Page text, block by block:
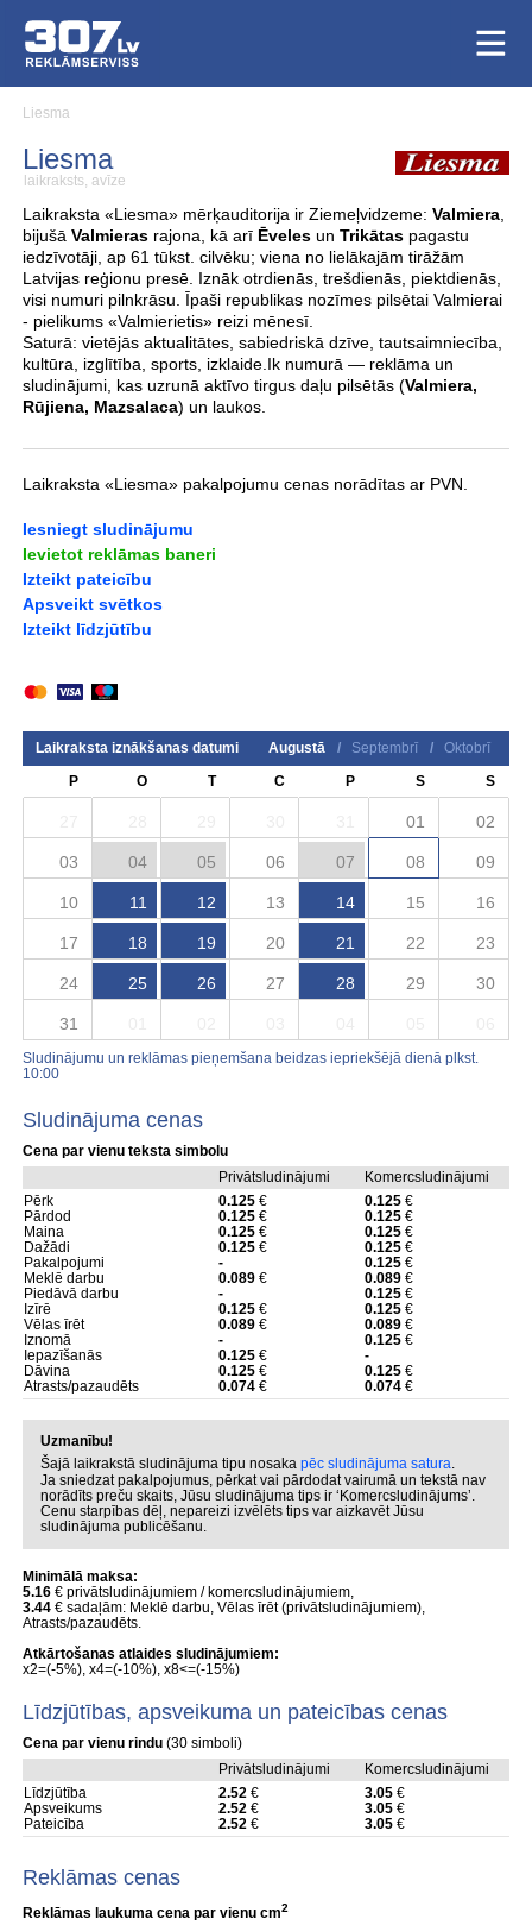
Liesma
Liesma
laikraksts, avīze
Laikraksta «Liesma» mērķauditorija ir Ziemeļvidzeme: Valmiera,
bijušā Valmierasrajona, kā arī Ēvelesun Trikātas pagastu
iedzīvotāji, ap 61 tūkst. cilvēku; viena no lielākajām tirāžām
Latvijas reģionu presē. Iznāk otrdienās, trešdienās, piektdienās,
visi numuri pilnkrāsu. Īpaši republikas nozīmes pilsētai Valmierai
- pielikums «Valmierietis» reizi mēnesī.
Saturā: vietējās aktualitātes, sabiedriskā dzīve, tautsaimniecība,
kultūra, izglītība, sports, izklaide.Ik numurā — reklāma un
sludinājumi, kas uzrunā aktīvo tirgus daļu pilsētās (Valmiera,
Rūjiena, Mazsalaca) un laukos.
Laikraksta «Liesma» pakalpojumu cenas norādītas ar PVN.
Iesniegt sludinājumu
Ievietot reklāmas baneri
Izteikt pateicību
Apsveikt svētkos
Izteikt līdzjūtību
Laikraksta iznākšanas datumi Augustā / Septembrī /
Oktobrī
P
O T C P S S
01 02
03 04 05 06 07 08 09
10 11 12 13 14 15 16
17 18 19 20 21 22 23
24 25 26 27 28 29 30
31
Sludinājumu un reklāmas pieņemšana beidzas iepriekšējā dienā plkst.
10:00
Sludinājuma cenas
Cena par vienu teksta simbolu
Privātsludinājumi
Komercsludinājumi
Pērk
0.125€ 0.125€
Pārdod
0.125€ 0.125€
Maina
0.125€ 0.125€
Dažādi
0.125€ 0.125€
Pakalpojumi
- 0.125€
Meklē darbu
0.089€ 0.089€
Piedāvā darbu
- 0.125€
Izīrē
0.125€ 0.125€
Vēlas īrēt
0.089€ 0.089€
Iznomā
- 0.125€
Iepazīšanās
0.125€
-
Dāvina
0.125€ 0.125€
Atrasts/pazaudēts
0.074€ 0.074€
Uzmanību!
Šajā laikrakstā sludinājuma tipu nosaka pēc sludinājuma satura.
Ja sniedzat pakalpojumus, pērkat vai pārdodat vairumā un tekstā nav
norādīts preču skaits, Jūsu sludinājuma tips ir ‘Komercsludinājums’.
Cenu starpības dēļ, nepareizi izvēlēts tips var aizkavēt Jūsu
sludinājuma publicēšanu.
Minimālā maksa:
5.16€ privātsludinājumiem / komercsludinājumiem,
3.44€ sadaļām: Meklē darbu, Vēlas īrēt (privātsludinājumiem),
Atrasts/pazaudēts.
Atkārtošanas atlaides sludinājumiem:
x2=(-5%), x4=(-10%), x8<=(-15%)
Līdzjūtības, apsveikuma un pateicības cenas
Cena par vienu rindu (30 simboli)
Privātsludinājumi
Komercsludinājumi
Līdzjūtība
2.52€ 3.05€
Apsveikums
2.52€ 3.05€
Pateicība
2.52€ 3.05€
Reklāmas cenas
Reklāmas laukuma cena par vienu cm2